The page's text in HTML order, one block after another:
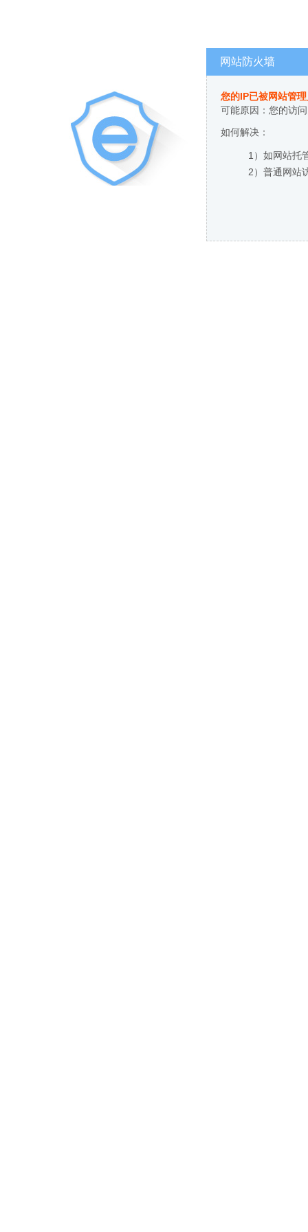
网站防火墙
您的IP已被网站管
可能原因：您的访
如何解决：
1）如网站托
2）普通网站